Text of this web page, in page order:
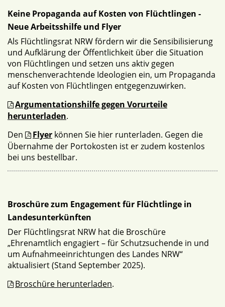
Keine Propaganda auf Kosten von Flüchtlingen -
Neue Arbeitsshilfe und Flyer
Als Flüchtlingsrat NRW fördern wir die Sensibilisierung
und Aufklärung der Öffentlichkeit über die Situation
von Flüchtlingen und setzen uns aktiv gegen
menschenverachtende Ideologien ein, um Propaganda
auf Kosten von Flüchtlingen entgegenzuwirken.
Argumentationshilfe gegen Vorurteile
herunterladen.
Den
Flyer können Sie hier runterladen. Gegen die
Übernahme der Portokosten ist er zudem kostenlos
bei uns bestellbar.
Broschüre zum Engagement für Flüchtlinge in
Landesunterkünften
Der Flüchtlingsrat NRW hat die Broschüre
„Ehrenamtlich engagiert – für Schutzsuchende in und
um Aufnahmeeinrichtungen des Landes NRW“
aktualisiert (Stand September 2025).
Broschüre herunterladen.